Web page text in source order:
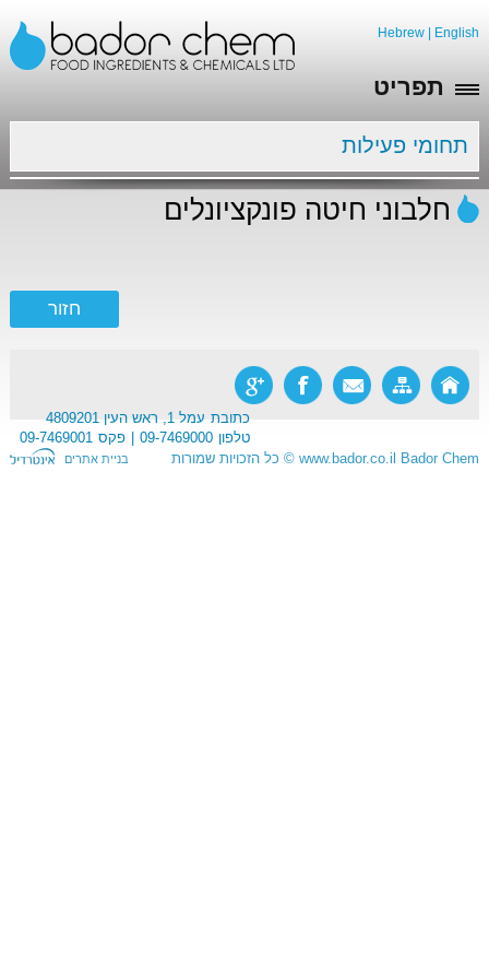
Hebrew English
תפריט
תחומי פעילות
חלבוני חיטה פונקציונלים
כתובת עמל 1, ראש העין 4809201
טלפון 09-7469000 פקס 09-7469001
Bador Chem
www.bador.co.il
© כל הזכויות שמורות בניית אתרים